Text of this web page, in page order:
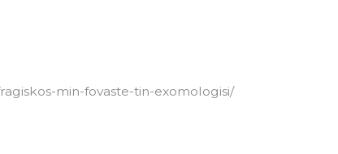
min-fovaste-tin-exomologisi/